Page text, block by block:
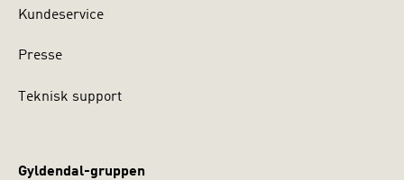
Kundeservice
Presse
Teknisk support
Gyldendal-gruppen